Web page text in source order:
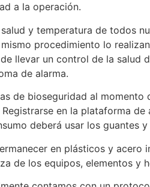
a la operación.
y temperatura de todos
procedimiento lo
llevar un control de la
de alarma.
de bioseguridad al
en la plataforma
deberá usar los
en plásticos y
de los equipos, elementos y